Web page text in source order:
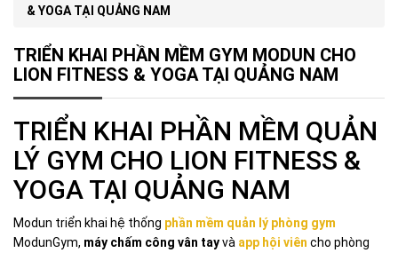
& YOGA TẠI QUẢNG NAM
TRIỂN KHAI PHẦN MỀM GYM MODUN CHO
LION FITNESS & YOGA TẠI QUẢNG NAM
TRIỂN KHAI PHẦN MỀM QUẢN
LÝ GYM CHO LION FITNESS &
YOGA TẠI QUẢNG NAM
Modun triển khai hệ thống phần mềm quản lý phòng gym
ModunGym, máy chấm công vân tayvà app hội viên cho phòng